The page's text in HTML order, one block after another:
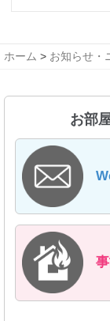
ホーム > お知らせ・
お部